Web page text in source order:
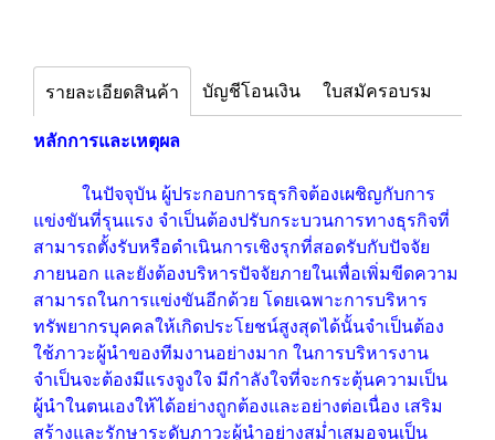
รายละเอียดสินค้า บัญชีโอนเงิน ใบสมัครอบรม
หลักการและเหตุผล
ในปัจจุบัน ผู้ประกอบการธุรกิจต้องเผชิญกับการ
แข่งขันที่รุนแรง จำเป็นต้องปรับกระบวนการทางธุรกิจที่
สามารถตั้งรับหรือดำเนินการเชิงรุกที่สอดรับกับปัจจัย
ภายนอก และยังต้องบริหารปัจจัยภายในเพื่อเพิ่มขีดความ
สามารถในการแข่งขันอีกด้วย โดยเฉพาะการบริหาร
ทรัพยากรบุคคลให้เกิดประโยชน์สูงสุดได้นั้นจำเป็นต้อง
ใช้ภาวะผู้นำของทีมงานอย่างมาก ในการบริหารงาน
จำเป็นจะต้องมีแรงจูงใจ มีกำลังใจที่จะกระตุ้นความเป็น
ผู้นำในตนเองให้ได้อย่างถูกต้องและอย่างต่อเนื่อง เสริม
สร้างและรักษาระดับภาวะผู้นำอย่างสม่ำเสมอจนเป็น